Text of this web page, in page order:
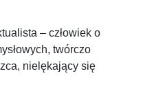
– człowiek o
twórczo
nielękający się